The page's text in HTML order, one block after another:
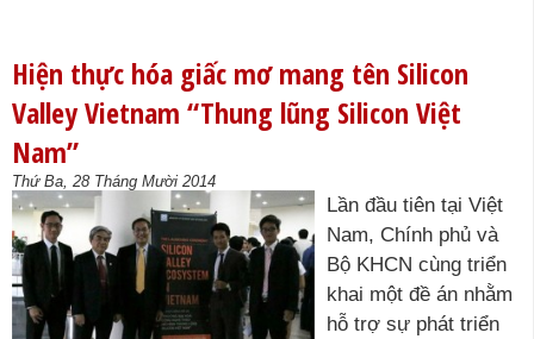
Hiện thực hóa giấc mơ mang tên Silicon
Valley Vietnam “Thung lũng Silicon Việt
Nam”
Thứ Ba, 28 Tháng Mười 2014
Lần đầu tiên tại Việt
Nam, Chính phủ và
Bộ KHCN cùng triển
khai một đề án nhằm
hỗ trợ sự phát triển